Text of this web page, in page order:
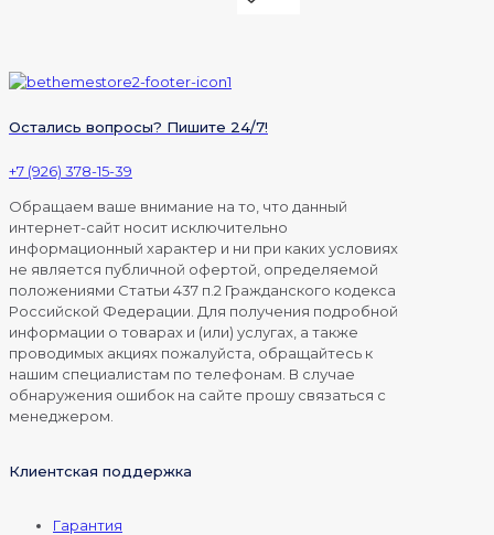
Остались вопросы? Пишите 24/7!
+7 (926) 378-15-39
Обращаем ваше внимание на то, что данный
интернет-сайт носит исключительно
информационный характер и ни при каких условиях
не является публичной офертой, определяемой
положениями Статьи 437 п.2 Гражданского кодекса
Российской Федерации. Для получения подробной
информации о товарах и (или) услугах, а также
проводимых акциях пожалуйста, обращайтесь к
нашим специалистам по телефонам. В случае
обнаружения ошибок на сайте прошу связаться с
менеджером.
Клиентская поддержка
Гарантия